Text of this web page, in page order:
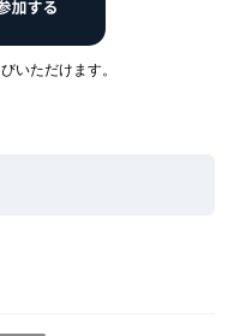
いただけます。